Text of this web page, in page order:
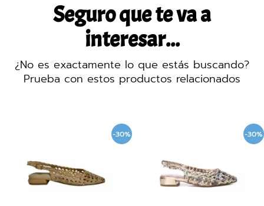
Seguro que te va a
interesar...
¿No es exactamente lo que estás buscando?
Prueba con estos productos relacionados
-30% -30%